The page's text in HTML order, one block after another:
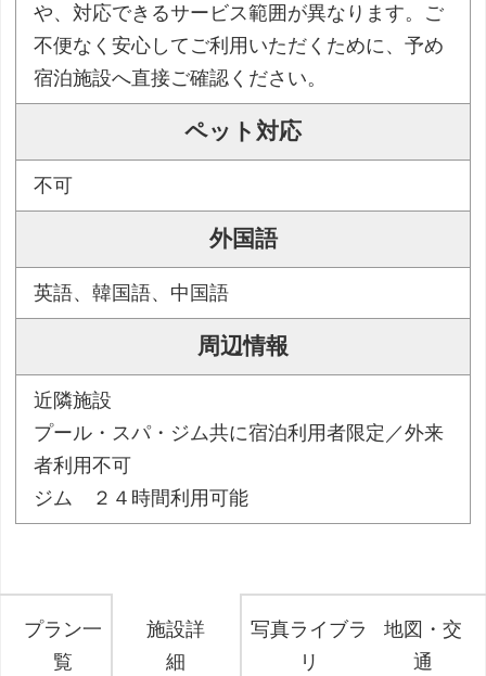
や、対応できるサービス範囲が異なります。ご
不便なく安心してご利用いただくために、予め
宿泊施設へ直接ご確認ください。
ペット対応
不可
外国語
英語、韓国語、中国語
周辺情報
近隣施設
プール・スパ・ジム共に宿泊利用者限定／外来
者利用不可
ジム ２４時間利用可能
プラン一
覧
施設詳
細
写真ライブラ
リ
地図・交
通